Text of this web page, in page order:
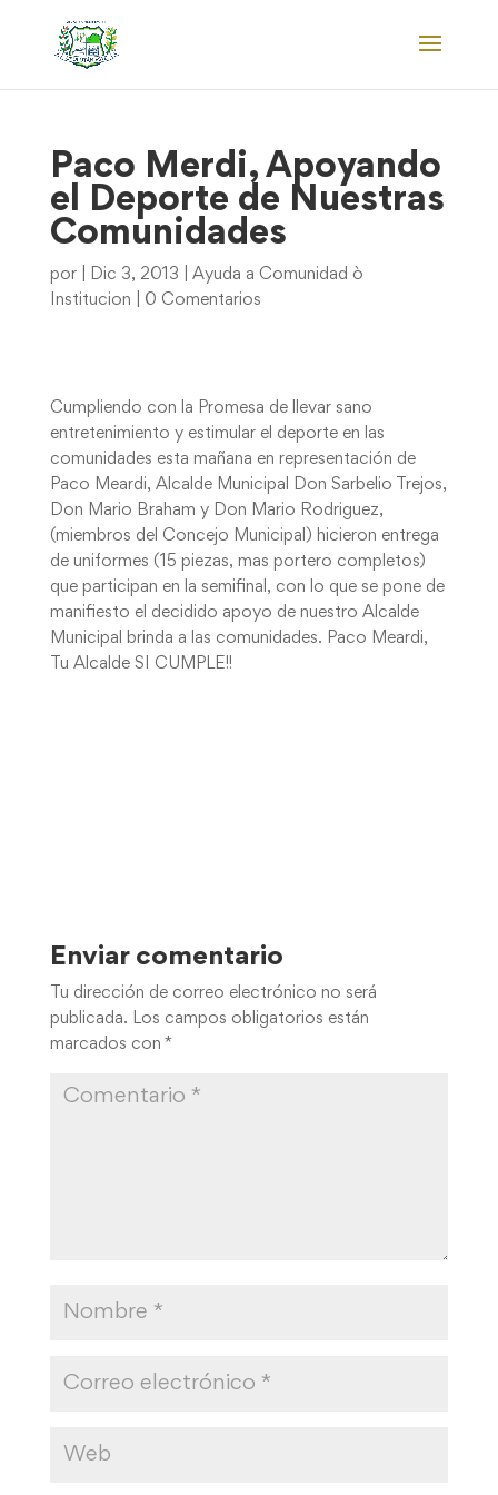
Paco Merdi, Apoyando
el Deporte de Nuestras
Comunidades
por Dic 3, 2013
Ayuda a Comunidad ò
Institucion
0 Comentarios
Cumpliendo con la Promesa de llevar sano
entretenimiento y estimular el deporte en las
comunidades esta mañana en representación de
Paco Meardi, Alcalde Municipal Don Sarbelio Trejos,
Don Mario Braham y Don Mario Rodriguez,
(miembros del Concejo Municipal) hicieron entrega
de uniformes (15 piezas, mas portero completos)
que participan en la semifinal, con lo que se pone de
manifiesto el decidido apoyo de nuestro Alcalde
Municipal brinda a las comunidades. Paco Meardi,
Tu Alcalde SI CUMPLE!!
Enviar comentario
Tu dirección de correo electrónico no será
publicada. Los campos obligatorios están
marcados con *